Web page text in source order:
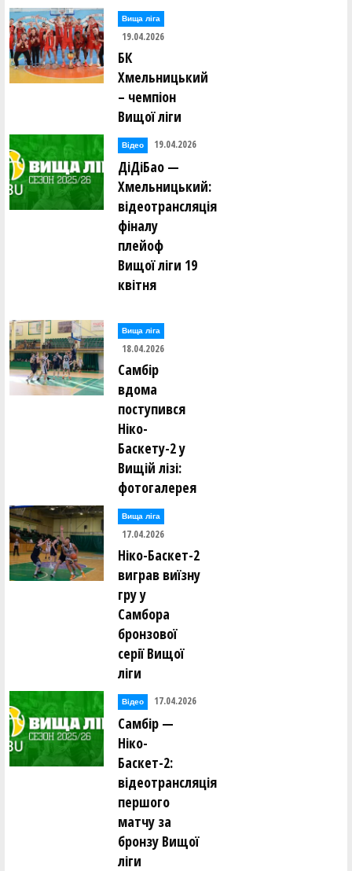
Вища лiга
19.04.2026
БК
Хмельницький
– чемпіон
Вищої ліги
Відео 19.04.2026
ДіДіБао —
Хмельницький:
відеотрансляція
фіналу
плейоф
Вищої ліги 19
квітня
Вища лiга
18.04.2026
Самбір
вдома
поступився
Ніко-
Баскету-2 у
Вищій лізі:
фотогалерея
Вища лiга
17.04.2026
Ніко-Баскет-2
виграв виїзну
гру у
Самбора
бронзової
серії Вищої
ліги
Відео 17.04.2026
Самбір —
Ніко-
Баскет-2:
відеотрансляція
першого
матчу за
бронзу Вищої
ліги